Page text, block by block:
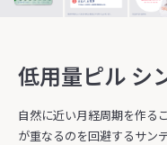
低用量ピル シ
自然に近い月経周期を作る
が重なるのを回避するサン